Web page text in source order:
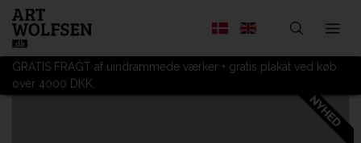
GRATIS FRAGT af uindrammede værker + gratis plakat ved køb
over 4000 DKK.